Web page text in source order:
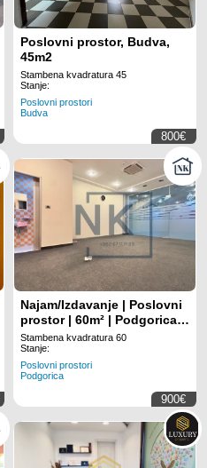
Poslovni prostor, Budva,
45m2
Stambena kvadratura 45
Stanje:
Poslovni prostori
Budva
800€
Najam/Izdavanje | Poslovni
prostor | 60m² | Podgorica,
Preko Morače
Stambena kvadratura 60
Stanje:
Poslovni prostori
Podgorica
900€